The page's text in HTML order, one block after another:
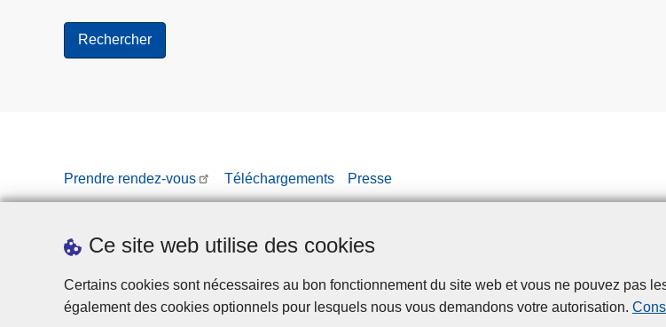
Ce site web utilise des cookies
Certains cookies sont nécessaires au bon fonctionnement du site web et vous ne pouvez pas
également des cookies optionnels pour lesquels nous vous demandons votre autorisation.
Prendre rendez-vous Téléchargements Presse
Disclaimer Privacy Cookies